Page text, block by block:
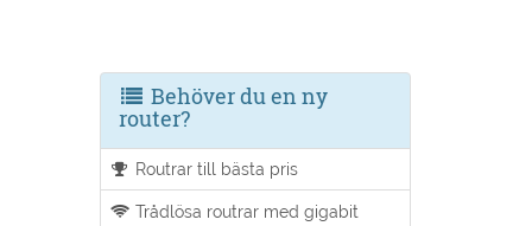
Behöver du en ny
router?
Routrar till bästa pris
Trådlösa routrar med gigabit